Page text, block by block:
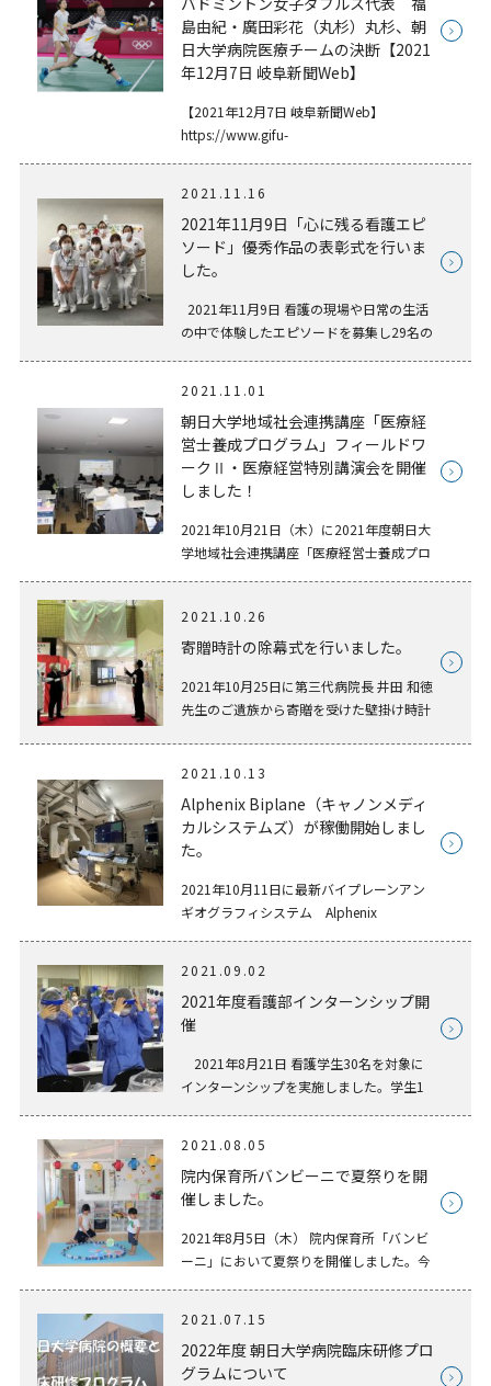
島由紀・廣田彩花（丸杉）丸杉、朝
日大学病院医療チームの決断【2021
年12月7日 岐阜新聞Web】
【2021年12月7日 岐阜新聞Web】
https://www.gifu-
2021.11.16
2021年11月9日「心に残る看護エピ
ソード」優秀作品の表彰式を行いま
した。
2021年11月9日 看護の現場や日常の生活
の中で体験したエピソードを募集し29名の
「看護の心をみんなの心に」をスローガン
に取り […]
2021.11.01
朝日大学地域社会連携講座「医療経
営士養成プログラム」フィールドワ
ークⅡ・医療経営特別講演会を開催
しました！
2021年10月21日（木）に2021年度朝日大
学地域社会連携講座「医療経営士養成プロ
おいて実施しました。本件は、地域社会に
おける「知の拠点」と […]
2021.10.26
寄贈時計の除幕式を行いました。
2021年10月25日に第三代病院長 井田 和徳
先生のご遺族から寄贈を受けた壁掛け時計
向に沿い、ご遺族から寄附を受けたもの
で、本館1階総合 […]
2021.10.13
Alphenix Biplane（キャノンメディ
カルシステムズ）が稼働開始しまし
た。
2021年10月11日に最新バイプレーンアン
ギオグラフィシステム Alphenix
影剤注入で同時に２方向の血管を撮影する
ことができ、従来 […]
2021.09.02
2021年度看護部インターンシップ開
催
2021年8月21日 看護学生30名を対象に
インターンシップを実施しました。学生1
さんから「生き生きと働く先輩看護師 […]
2021.08.05
院内保育所バンビーニで夏祭りを開
催しました。
2021年8月5日（木） 院内保育所「バンビ
ーニ」において夏祭りを開催しました。今
を過ごすことができました。
2021.07.15
2022年度 朝日大学病院臨床研修プロ
グラムについて